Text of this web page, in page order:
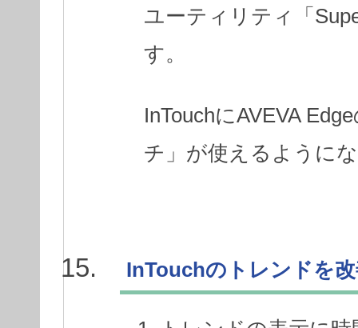
ユーティリティ「
す。
InTouchにAVEVA
チ」が使えるように
InTouchのトレンドを